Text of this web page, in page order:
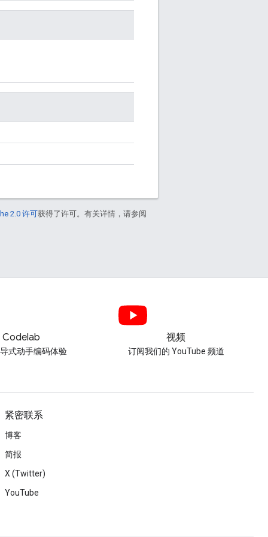
2.0 许可获得了许可。有关详情，请参阅
Codelab
式动手编码体验
视频
订阅我们的 YouTube 频道
紧密联系
博客
简报
X (Twitter)
YouTube